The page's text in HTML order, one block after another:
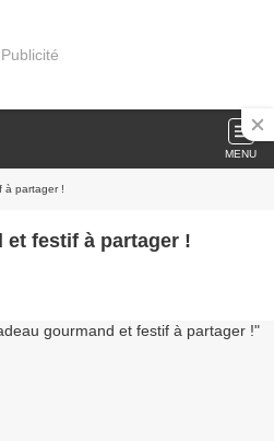
Publicité
MENU
à partager !
et festif à partager !